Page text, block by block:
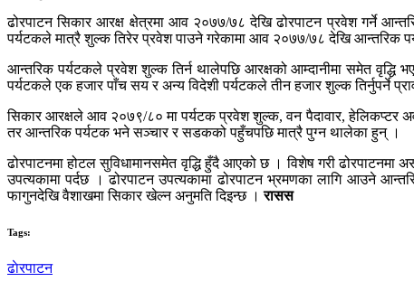
ढोरपाटन सिकार आरक्ष क्षेत्रमा आव २०७७/७८ देखि ढोरपाटन प्रवेश गर्ने
पर्यटकले मात्रै शुल्क तिरेर प्रवेश पाउने गरेकामा आव २०७७/७८ देखि आन्तरिक
आन्तरिक पर्यटकले प्रवेश शुल्क तिर्न थालेपछि आरक्षको आम्दानीमा समेत
पर्यटकले एक हजार पाँच सय र अन्य विदेशी पर्यटकले तीन हजार शुल्क तिर्नुपर्ने
सिकार आरक्षले आव २०७९/८० मा पर्यटक प्रवेश शुल्क, वन पैदावार,
तर आन्तरिक पर्यटक भने सञ्चार र सडकको पहुँचपछि मात्रै पुग्न थालेका हुन् ।
ढोरपाटनमा होटल सुविधामानसमेत वृद्धि हुँदै आएको छ । विशेष गरी
उपत्यकामा पर्दछ । ढोरपाटन उपत्यकामा ढोरपाटन भ्रमणका लागि आउने
फागुनदेखि वैशाखमा सिकार खेल्न अनुमति दिइन्छ ।रासस
Tags:
ढाेरपाटन